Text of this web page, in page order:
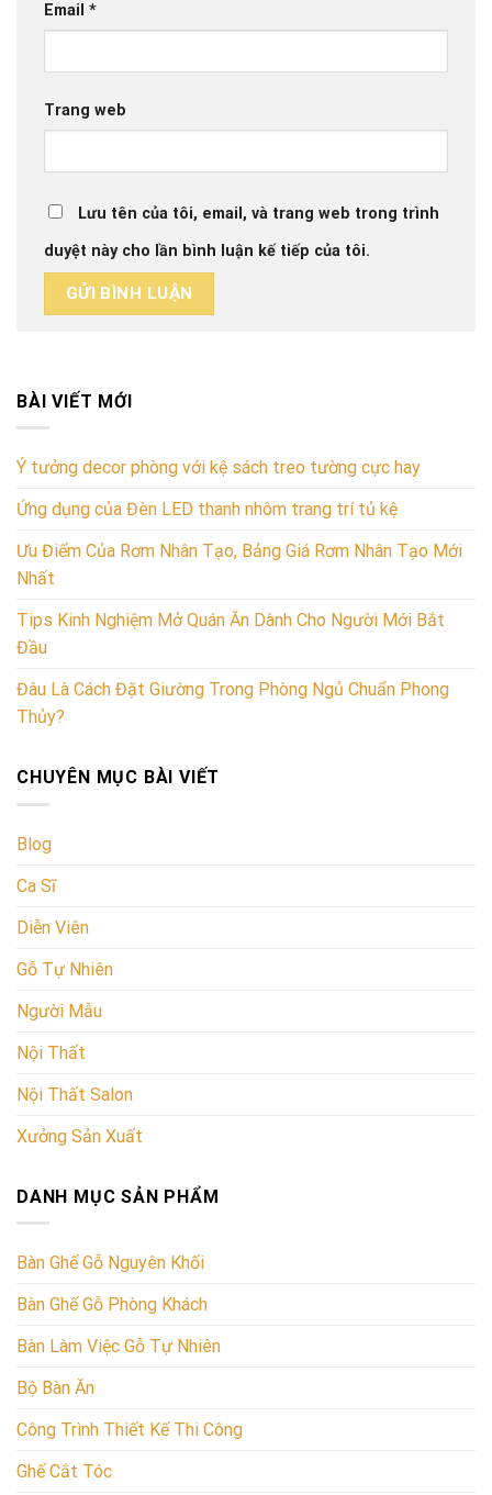
Email *
Trang web
Lưu tên của tôi, email, và trang web trong trình
duyệt này cho lần bình luận kế tiếp của tôi.
BÀI VIẾT MỚI
Ý tưởng decor phòng với kệ sách treo tường cực hay
Ứng dụng của Đèn LED thanh nhôm trang trí tủ kệ
Ưu Điểm Của Rơm Nhân Tạo, Bảng Giá Rơm Nhân Tạo Mới
Nhất
Tips Kinh Nghiệm Mở Quán Ăn Dành Cho Người Mới Bắt
Đầu
Đâu Là Cách Đặt Giường Trong Phòng Ngủ Chuẩn Phong
Thủy?
CHUYÊN MỤC BÀI VIẾT
Blog
Ca Sĩ
Diễn Viên
Gỗ Tự Nhiên
Người Mẫu
Nội Thất
Nội Thất Salon
Xưởng Sản Xuất
DANH MỤC SẢN PHẨM
Bàn Ghế Gỗ Nguyên Khối
Bàn Ghế Gỗ Phòng Khách
Bàn Làm Việc Gỗ Tự Nhiên
Bộ Bàn Ăn
Công Trình Thiết Kế Thi Công
Ghế Cắt Tóc